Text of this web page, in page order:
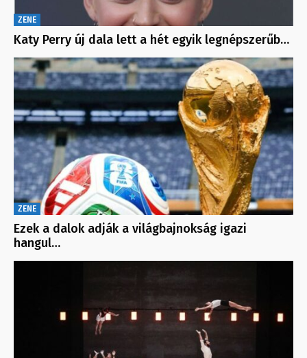
ZENE
Katy Perry új dala lett a hét egyik legnépszerűb…
ZENE
Ezek a dalok adják a világbajnokság igazi
hangul…